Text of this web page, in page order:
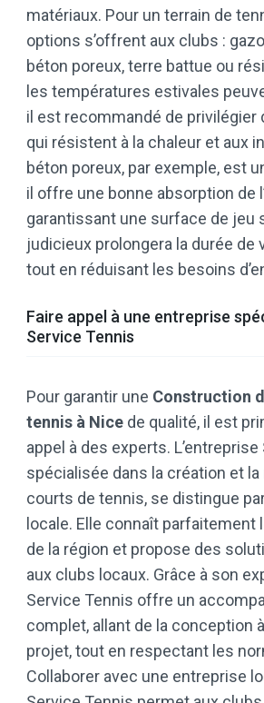
matériaux. Pour un terrain de
options s’offrent aux clubs :
béton poreux, terre battue ou
les températures estivales
il est recommandé de privilégier
qui résistent à la chaleur et aux
béton poreux, par exemple, est
il offre une bonne absorption de
garantissant une surface de jeu
judicieux prolongera la durée de
tout en réduisant les besoins
Faire appel à une entreprise
Service Tennis
Pour garantir une Construction
tennis à Nice de qualité, il est
appel à des experts.
spécialisée dans la création et
courts de tennis, se distingue
locale. Elle connaît
de la région et propose des
aux clubs locaux. Grâce à son
Service Tennis offre un
complet, allant de la conception
projet, tout en respectant les
Collaborer avec une entreprise